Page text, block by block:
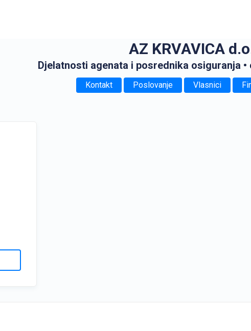
AZ KRVAVICA
Djelatnosti agenata i posrednika osiguranja
Kontakt Poslovanje Vlasnici